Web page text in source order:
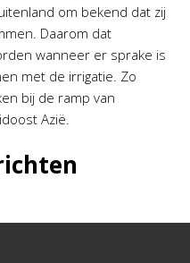
om bekend dat zij
Daarom dat
wanneer er sprake is
met de irrigatie. Zo
bij de ramp van
Azië.